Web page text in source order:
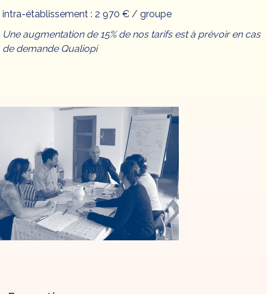
intra-établissement : 2 970 € / groupe
Une augmentation de 15% de nos tarifs est à prévoir en cas
de demande Qualiopi